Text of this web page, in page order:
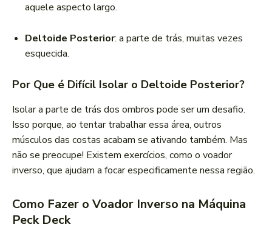
aquele aspecto largo.
Deltoide Posterior: a parte de trás, muitas vezes
esquecida.
Por Que é Difícil Isolar o Deltoide Posterior?
Isolar a parte de trás dos ombros pode ser um desafio.
Isso porque, ao tentar trabalhar essa área, outros
músculos das costas acabam se ativando também. Mas
não se preocupe! Existem exercícios, como o voador
inverso, que ajudam a focar especificamente nessa região.
Como Fazer o Voador Inverso na Máquina
Peck Deck